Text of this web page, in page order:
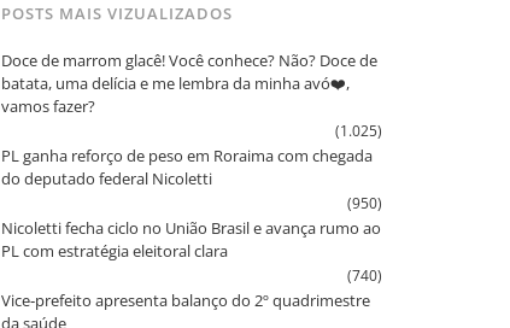
POSTS MAIS VIZUALIZADOS
Doce de marrom glacê! Você conhece? Não? Doce de
batata, uma delícia e me lembra da minha avó❤️,
vamos fazer?
(1.025)
PL ganha reforço de peso em Roraima com chegada
do deputado federal Nicoletti
(950)
Nicoletti fecha ciclo no União Brasil e avança rumo ao
PL com estratégia eleitoral clara
(740)
Vice‑prefeito apresenta balanço do 2º quadrimestre
da saúde